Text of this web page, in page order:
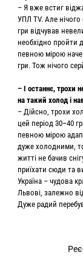
– Я вже встиг
УПЛ TV. Але
гри відчував
необхідно пройти
певною мірою наче
гри. Тож нічого
– І останнє, трохи
на такий холод і
– Дійсно, трохи
цей період 30–40
певною мірою
дуже холодними,
житті не бачив
приїхати сюди та
Україна – чудова
Львові, залежно
Дуже радий